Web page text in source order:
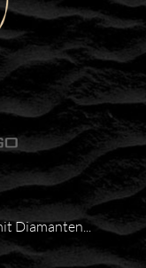
Diamanten...